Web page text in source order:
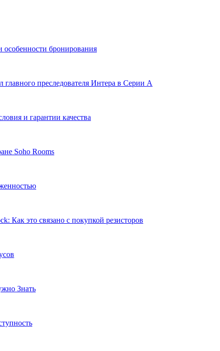
бронирования
преследователя Интера в Серии А
и гарантии качества
Soho Rooms
Как это связано с покупкой резисторов
Знать